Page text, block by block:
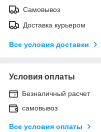
Самовывоз
Доставка курьером
Все условия доставки
Условия оплаты
Безналичный расчет
самовывоз
Все условия оплаты